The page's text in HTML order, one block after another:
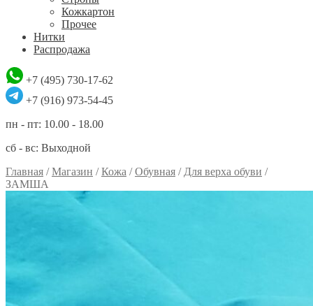
Кожкартон
Прочее
Нитки
Распродажа
+7 (495) 730-17-62
+7 (916) 973-54-45
пн - пт: 10.00 - 18.00
сб - вс: Выходной
Главная /Магазин /Кожа /Обувная / Для верха обуви /
ЗАМША